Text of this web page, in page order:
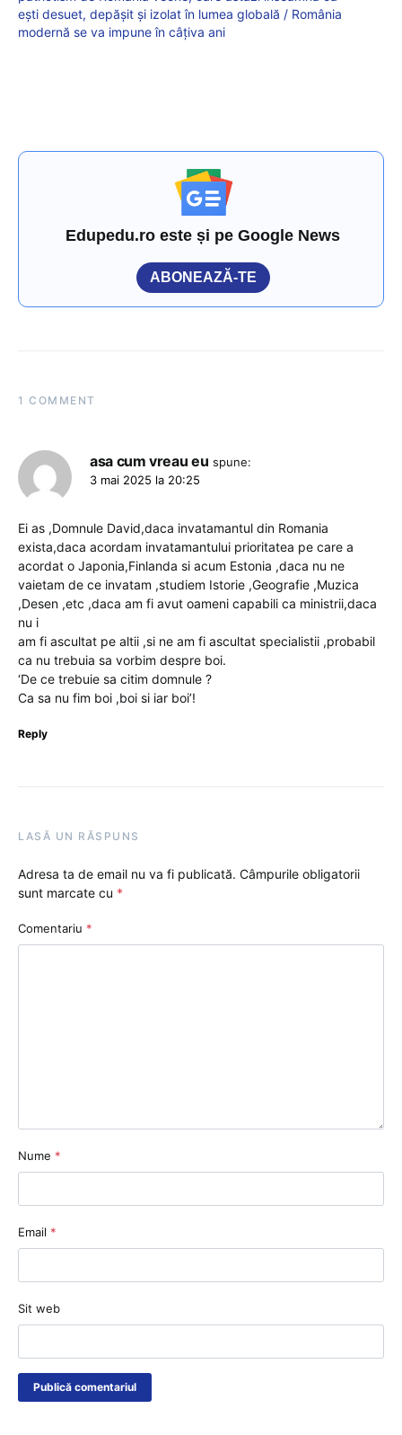
ești desuet, depășit și izolat în lumea globală / România
modernă se va impune în câțiva ani
Edupedu.ro este și pe Google News
ABONEAZĂ-TE
1 COMMENT
asa cum vreau eu spune:
3 mai 2025 la 20:25
Ei as ,Domnule David,daca invatamantul din Romania
exista,daca acordam invatamantului prioritatea pe care a
acordat o Japonia,Finlanda si acum Estonia ,daca nu ne
vaietam de ce invatam ,studiem Istorie ,Geografie ,Muzica
,Desen ,etc ,daca am fi avut oameni capabili ca ministrii,daca
nu i
am fi ascultat pe altii ,si ne am fi ascultat specialistii ,probabil
ca nu trebuia sa vorbim despre boi.
‘De ce trebuie sa citim domnule ?
Ca sa nu fim boi ,boi si iar boi’!
Reply
LASĂ UN RĂSPUNS
Adresa ta de email nu va fi publicată. Câmpurile obligatorii
sunt marcate cu *
Comentariu *
Nume *
Email *
Sit web